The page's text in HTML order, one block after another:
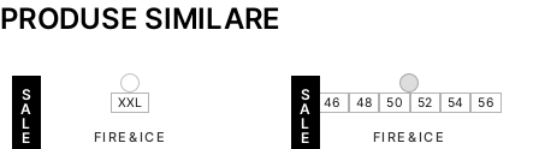
PRODUSE SIMILARE
S
A
L
E
XXL
FIRE&ICE
S
A
L
E
46 48 50 52 54 56
FIRE&ICE